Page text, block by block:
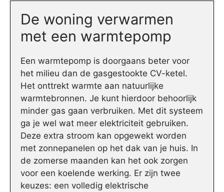
De woning verwarmen
met een warmtepomp
Een warmtepomp is doorgaans beter voor
het milieu dan de gasgestookte CV-ketel.
Het onttrekt warmte aan natuurlijke
warmtebronnen. Je kunt hierdoor behoorlijk
minder gas gaan verbruiken. Met dit systeem
ga je wel wat meer elektriciteit gebruiken.
Deze extra stroom kan opgewekt worden
met zonnepanelen op het dak van je huis. In
de zomerse maanden kan het ook zorgen
voor een koelende werking. Er zijn twee
keuzes: een volledig elektrische